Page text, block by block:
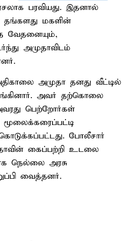
பரவியது. இதனால்
தங்களது மகளின்
வேதனையும்,
அமுதாவிடம்
அமுதா தனது வீட்டில்
அவர் தற்கொலை
பெற்றோர்கள்
மூலைக்கரைப்பட்டி
போலீசார்
கைப்பற்றி உடலை
நெல்லை அரசு
வைத்தனர்.